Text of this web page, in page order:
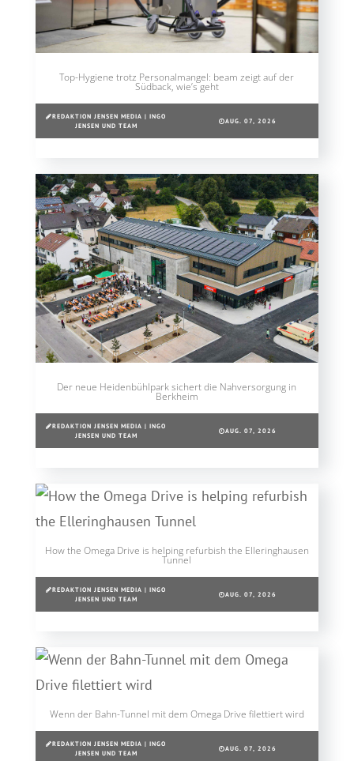
Top-Hygiene trotz Personalmangel: beam zeigt auf der
Südback, wie’s geht
REDAKTION JENSEN MEDIA | INGO
JENSEN UND TEAM
AUG. 07, 2026
Der neue Heidenbühlpark sichert die Nahversorgung in
Berkheim
REDAKTION JENSEN MEDIA | INGO
JENSEN UND TEAM
AUG. 07, 2026
How the Omega Drive is helping refurbish the Elleringhausen
Tunnel
REDAKTION JENSEN MEDIA | INGO
JENSEN UND TEAM
AUG. 07, 2026
Wenn der Bahn-Tunnel mit dem Omega Drive filettiert wird
REDAKTION JENSEN MEDIA | INGO
JENSEN UND TEAM
AUG. 07, 2026